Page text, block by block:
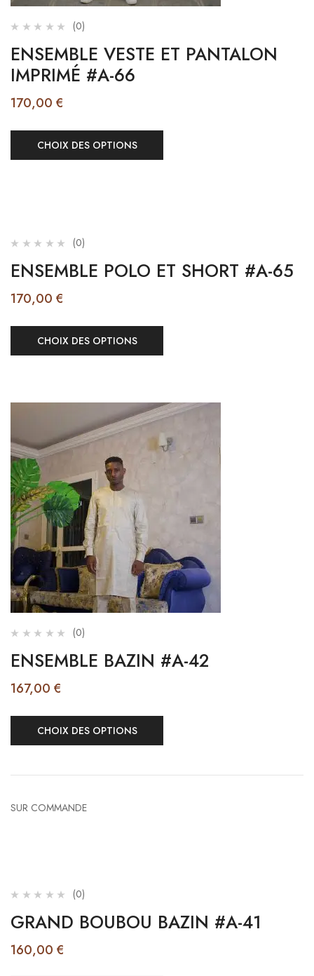
(0)
ENSEMBLE VESTE ET PANTALON
IMPRIMÉ #A-66
170,00 €
CHOIX DES OPTIONS
(0)
ENSEMBLE POLO ET SHORT #A-65
170,00 €
CHOIX DES OPTIONS
(0)
ENSEMBLE BAZIN #A-42
167,00 €
CHOIX DES OPTIONS
SUR COMMANDE
(0)
GRAND BOUBOU BAZIN #A-41
160,00 €